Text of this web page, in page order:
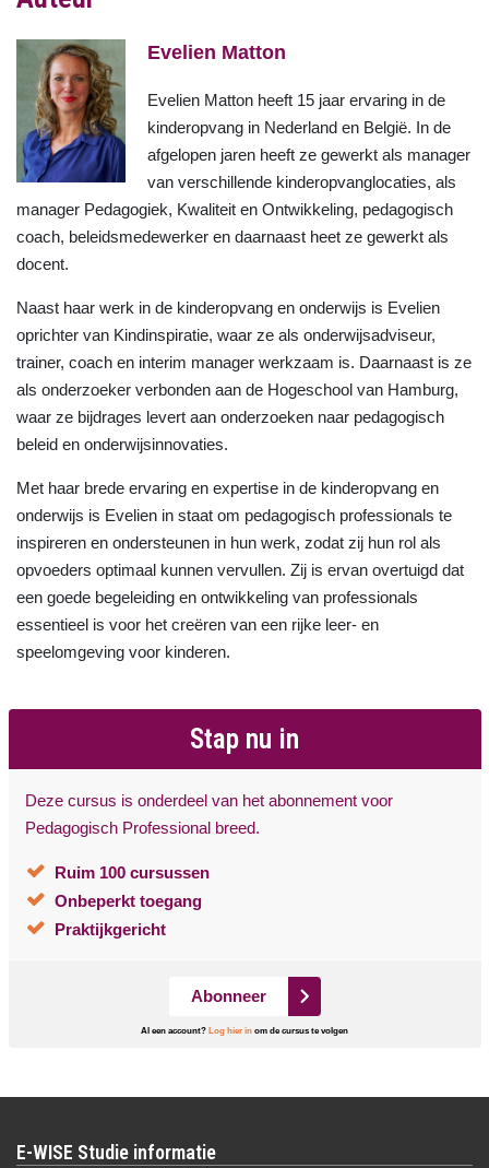
Evelien Matton
Evelien Matton heeft 15 jaar ervaring in de
kinderopvang in Nederland en België. In de
afgelopen jaren heeft ze gewerkt als manager
van verschillende kinderopvanglocaties, als
manager Pedagogiek, Kwaliteit en Ontwikkeling, pedagogisch
coach, beleidsmedewerker en daarnaast heet ze gewerkt als
docent.
Naast haar werk in de kinderopvang en onderwijs is Evelien
oprichter van Kindinspiratie, waar ze als onderwijsadviseur,
trainer, coach en interim manager werkzaam is. Daarnaast is ze
als onderzoeker verbonden aan de Hogeschool van Hamburg,
waar ze bijdrages levert aan onderzoeken naar pedagogisch
beleid en onderwijsinnovaties.
Met haar brede ervaring en expertise in de kinderopvang en
onderwijs is Evelien in staat om pedagogisch professionals te
inspireren en ondersteunen in hun werk, zodat zij hun rol als
opvoeders optimaal kunnen vervullen. Zij is ervan overtuigd dat
een goede begeleiding en ontwikkeling van professionals
essentieel is voor het creëren van een rijke leer- en
speelomgeving voor kinderen.
Stap nu in
Deze cursus is onderdeel van het abonnement voor
Pedagogisch Professional breed.
Ruim 100 cursussen
Onbeperkt toegang
Praktijkgericht
Abonneer
Al een account? Log hier in om de cursus te volgen
E-WISE Studie informatie